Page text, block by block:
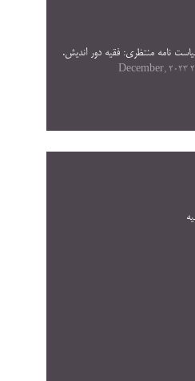
نامه منتظری: فقیه دور اندیش.
23